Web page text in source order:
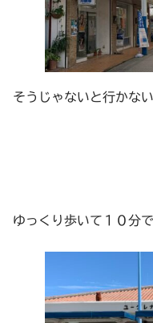
そうじゃないと行かな
ゆっくり歩いて１０分